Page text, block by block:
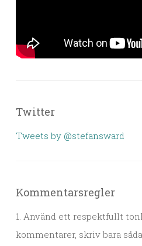
Twitter
Tweets by @stefansward
Kommentarsregler
1. Använd ett respektfullt
kommentarer, skriv bara